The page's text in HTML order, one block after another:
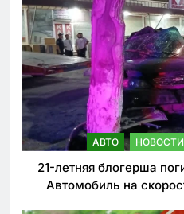
АВТО
21-летняя блогерша
Автомобиль на